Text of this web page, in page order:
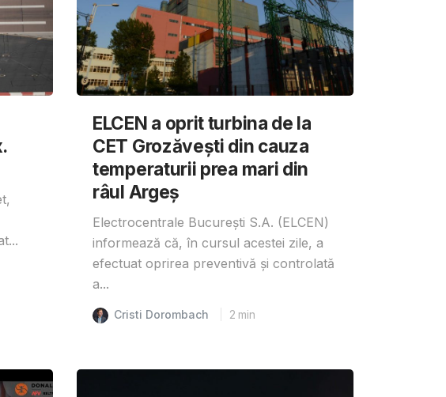
ELCEN a oprit turbina de la
CET Grozăvești din cauza
temperaturii prea mari din
râul Argeș
Electrocentrale București S.A. (ELCEN)
informează că, în cursul acestei zile, a
efectuat oprirea preventivă și controlată
a...
Cristi Dorombach 2 min